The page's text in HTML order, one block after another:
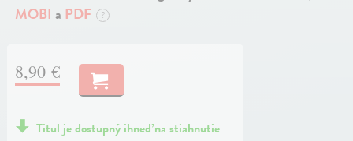
MOBI a PDF ?
8,90 €
Titul je dostupný ihneď na stiahnutie